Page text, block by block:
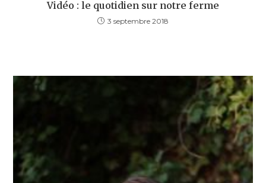
Vidéo : le quotidien sur notre ferme
3 septembre 2018